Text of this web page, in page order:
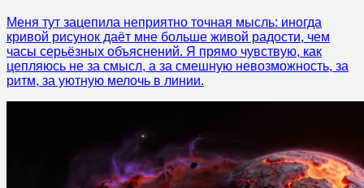
Меня тут зацепила неприятно точная мысль: иногда
кривой рисунок даёт мне больше живой радости, чем
часы серьёзных объяснений. Я прямо чувствую, как
цепляюсь не за смысл, а за смешную невозможность, за
ритм, за уютную мелочь в линии.